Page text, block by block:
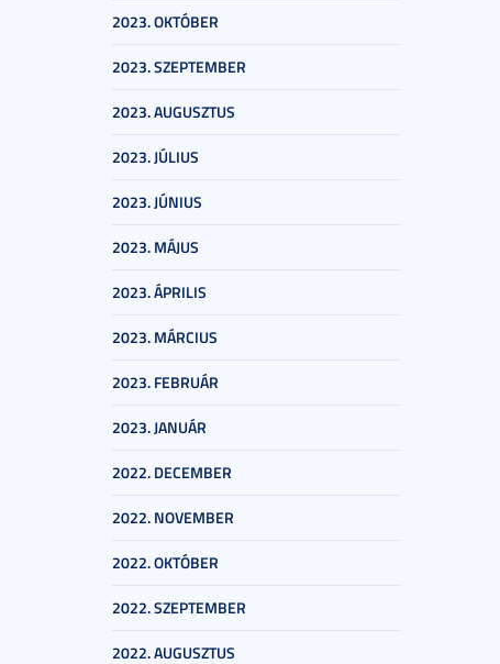
2023. OKTÓBER
2023. SZEPTEMBER
2023. AUGUSZTUS
2023. JÚLIUS
2023. JÚNIUS
2023. MÁJUS
2023. ÁPRILIS
2023. MÁRCIUS
2023. FEBRUÁR
2023. JANUÁR
2022. DECEMBER
2022. NOVEMBER
2022. OKTÓBER
2022. SZEPTEMBER
2022. AUGUSZTUS